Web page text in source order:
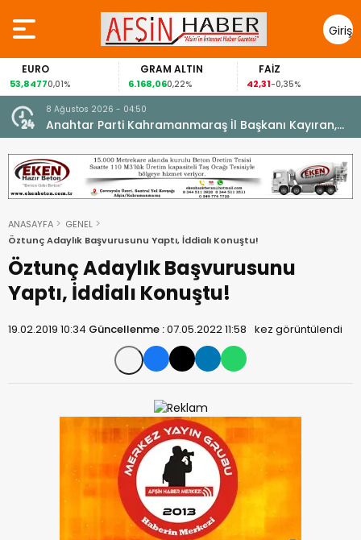
Giriş
Yap
EURO
53,84770,01%
GRAM ALTIN
6.168,060,22%
FAİZ
42,31-0,35%
8 Ağustos 2026 - 04:50
Anahtar Parti Kahramanmaraş İl Başkanı Kayıran,
Afşin Teşkilatı ile buluştu.
ANASAYFA
GENEL
Öztunç Adaylık Başvurusunu Yaptı, İddialı Konuştu!
Öztunç Adaylık Başvurusunu
Yaptı, İddialı Konuştu!
19.02.2019 10:34 Güncellenme :07.05.2022 11:58 kez görüntülendi